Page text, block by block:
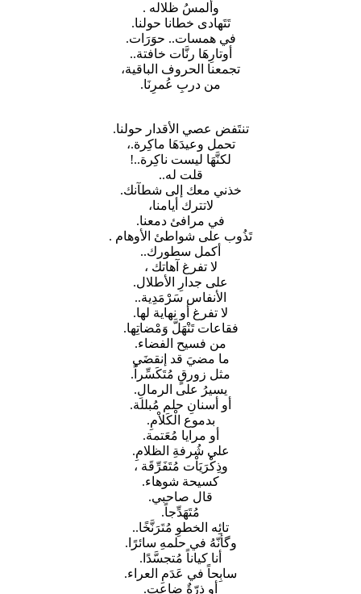
وألمسُ ظلاله .
تَتَهادى خطانا حولنا.
في همسات.. حوَرَات.
أوتارِهَا رنَّات خافتة..
تجمعنا الحروف الباقية،
من دربِ عُمرِنَا.
تنتَفض عصي الأقدار حولنا.
تحمل وعيدَهَا ماكِرة.،
لكنَّهَا ليست ناكِرة..!
قلت له..
خذني معك إلى شطآنك.
لاتترك أيامنا،
في مرافئ دمعنا.
تَذُوب على شواطئ الأوهام .
أكمل سطورك..
لا تفرغ آهاتك ،
على جدارِ الأطلال.
الأنفاس سَرْمَدِية..
لا تفرغ أو نهاية لها.
فقاعات تَنْهَلَّ وَمْضاتِها.
من فسيح الفضاء.
ما مضيَ قد إنقضَي
مثل زورقٍ مُتَكَسِّراً.
يسيرُ على الرمالِ.
أو أسنانِ حلم مُبللة.
بدموع الْكَلاْمِ.
أو مرايا مُعَتمة.
علي شُرفةِ الظلامِ.
وذِكْرَيَاْت مُتَفَرِّقَة ،
كسيحة شوهاء.
قال صاحبي.
مُتَهَدِّجاً.
تائِه الخطوِ مُتَرَنَّخًا..
وگأنّهُ في حلمهِ سائرًا.
أنا كياناً مُتجسَّدًا.
سابِحاً في عَدَمِ العراء.
أو ذرّةٌ ضاعت.